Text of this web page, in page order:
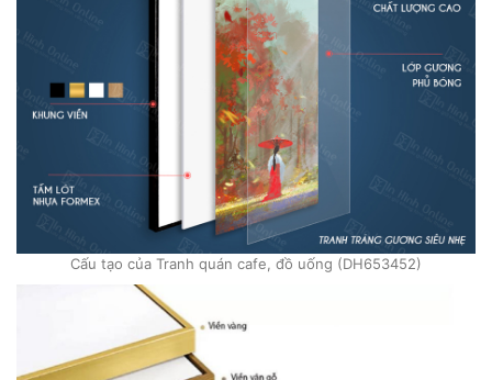
Cấu tạo của Tranh quán cafe, đồ uống (DH653452)